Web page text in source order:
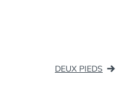
DEUX PIEDS